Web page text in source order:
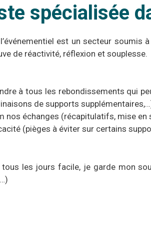
spécialisée
est un secteur soumis
de réactivité, réflexion et souplesse.
à tous les rebondissements qui
de supports
nos échanges (récapitulatifs, mise en
(pièges à éviter sur certains
tous les jours facile, je garde mon